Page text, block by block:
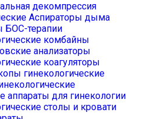
декомпрессия
Аспираторы дыма
БОС-терапии
комбайны
анализаторы
коагуляторы
гинекологические
аппараты для гинекологии
столы и кровати